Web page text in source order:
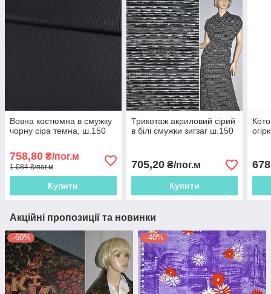
Вовна костюмна в смужку
чорну сіра темна, ш.150
758,80 ₴/пог.м
1 084 ₴/пог.м
Купити
Трикотаж акриловий сірий
в білі смужки зигзаг ш.150
705,20₴/пог.м
Купити
Акційні пропозиції та новинки
–60% –40%